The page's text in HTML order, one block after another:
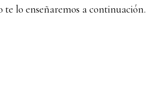
lo enseñaremos a continuación.